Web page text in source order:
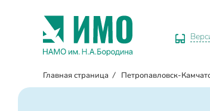
Главная страница / Петропавловск-